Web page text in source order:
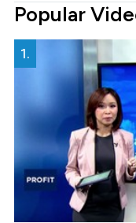
Popular
1.